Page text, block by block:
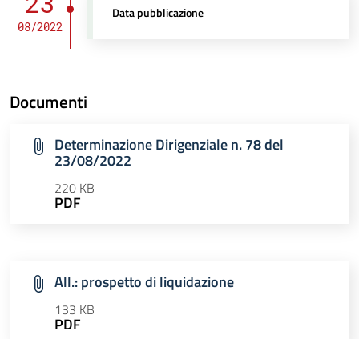
08/2022
Data pubblicazione
Documenti
Determinazione Dirigenziale n. 78 del
23/08/2022
220 KB
PDF
All.: prospetto di liquidazione
133 KB
PDF